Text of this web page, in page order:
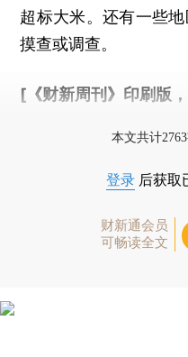
超标大米。还有一些
摸查或调查。
[《财新周刊》印刷版，
本文共计
登录 后获取
财新通会员
可畅读全文